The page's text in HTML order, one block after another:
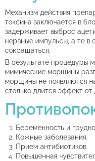
Механизм действия
токсина заключается в
задерживает выброс
нервные импульсы, а те в
сокращаться.
В результате процедуры
мимические морщины
морщины не появляются
столько длится эффект от
Беременность и
Кожные заболевания.
Прием антибиотиков.
Повышенная